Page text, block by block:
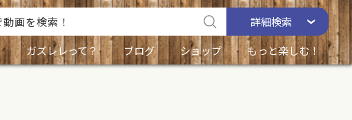
詳細検索
ガズレレって？ ブログ ショップ もっと楽しむ！